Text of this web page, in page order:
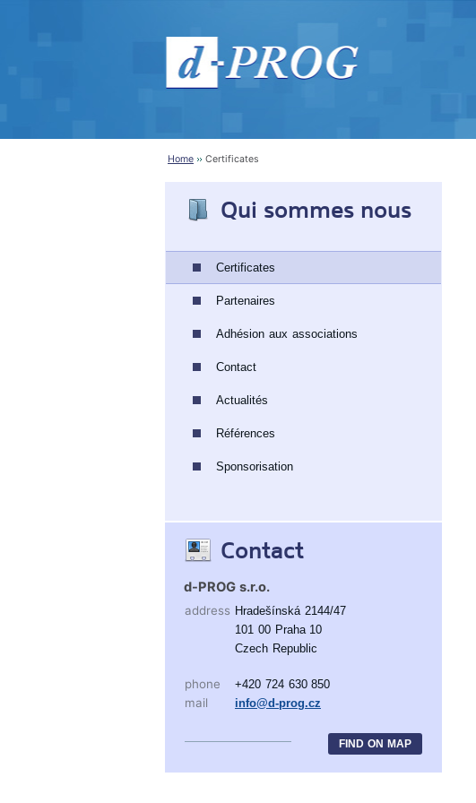
Home Certificates
Qui sommes nous
Certificates
Partenaires
Adhésion aux associations
Contact
Actualités
Références
Sponsorisation
Contact
d-PROG s.r.o.
address Hradešínská 2144/47
101 00 Praha 10
Czech Republic
phone +420 724 630 850
mail info@d-prog.cz
FIND ON MAP